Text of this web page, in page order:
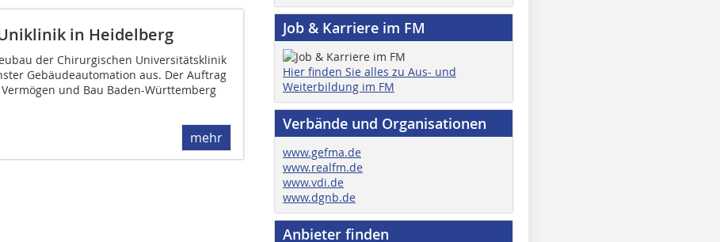
in Heidelberg
der Chirurgischen Universitätsklinik
Gebäudeautomation aus. Der Auftrag
und Bau Baden-Württemberg
mehr
Job & Karriere im FM
Hier finden Sie alles zu Aus- und
Weiterbildung im FM
Verbände und Organisationen
www.gefma.de
www.realfm.de
www.vdi.de
www.dgnb.de
Anbieter finden